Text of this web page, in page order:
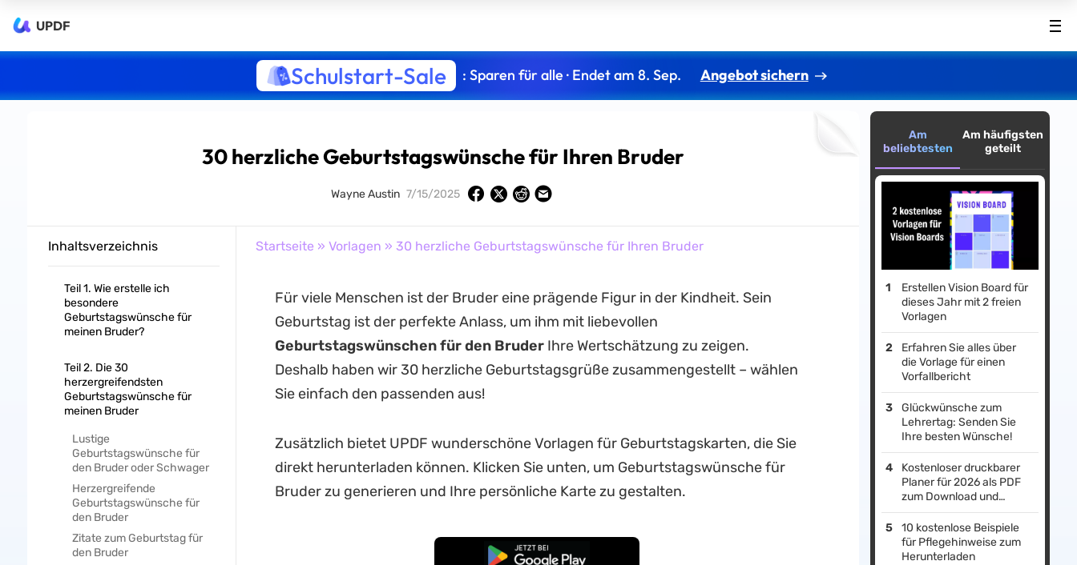
UPDF
Schulstart-Sale : Sparen für alle · Endet am 8. Sep. Angebot sichern
30 herzliche Geburtstagswünsche für Ihren Bruder
Wayne Austin 7/15/2025
Inhaltsverzeichnis
Teil 1. Wie erstelle ich
besondere
Geburtstagswünsche für
meinen Bruder?
Teil 2. Die 30
herzergreifendsten
Geburtstagswünsche für
meinen Bruder
Lustige
Geburtstagswünsche für
den Bruder oder Schwager
Herzergreifende
Geburtstagswünsche für
den Bruder
Zitate zum Geburtstag für
den Bruder
Startseite » Vorlagen » 30 herzliche Geburtstagswünsche für Ihren Bruder
Für viele Menschen ist der Bruder eine prägende Figur in der Kindheit. Sein
Geburtstag ist der perfekte Anlass, um ihm mit liebevollen
Geburtstagswünschen für den BruderIhre Wertschätzung zu zeigen.
Deshalb haben wir 30 herzliche Geburtstagsgrüße zusammengestellt – wählen
Sie einfach den passenden aus!
Zusätzlich bietet UPDF wunderschöne Vorlagen für Geburtstagskarten, die Sie
direkt herunterladen können. Klicken Sie unten, um Geburtstagswünsche für
Bruder zu generieren und Ihre persönliche Karte zu gestalten.
Kostenloser Download
Am
beliebtesten
Am häufigsten
geteilt
Erstellen Vision Board für
dieses Jahr mit 2 freien
Vorlagen
Erfahren Sie alles über
die Vorlage für einen
Vorfallbericht
Glückwünsche zum
Lehrertag: Senden Sie
Ihre besten Wünsche!
Kostenloser druckbarer
Planer für 2026 als PDF
zum Download und
Anpassen
10 kostenlose Beispiele
für Pflegehinweise zum
Herunterladen